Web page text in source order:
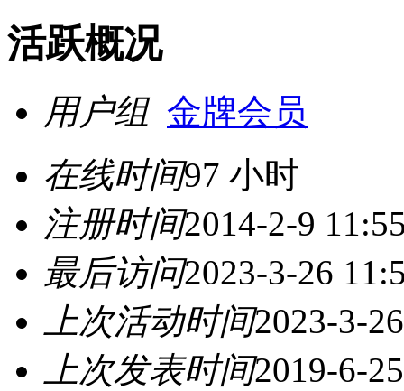
活跃概况
用户组 金牌会员
在线时间97 小时
注册时间2014-2-9
最后访问2023-3-26
上次活动时间2023-3-
上次发表时间2019-6-